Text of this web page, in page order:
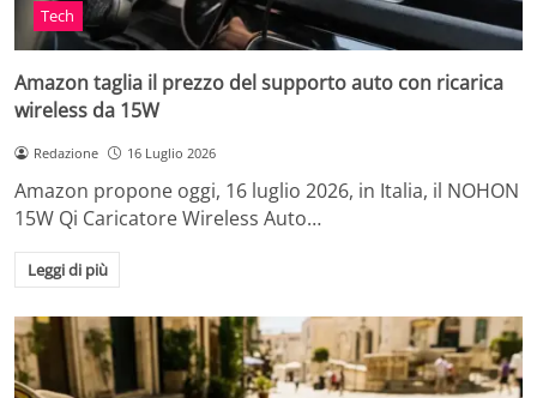
Tech
Amazon taglia il prezzo del supporto auto con ricarica
wireless da 15W
Redazione 16 Luglio 2026
Amazon propone oggi, 16 luglio 2026, in Italia, il NOHON
15W Qi Caricatore Wireless Auto…
Leggi di più